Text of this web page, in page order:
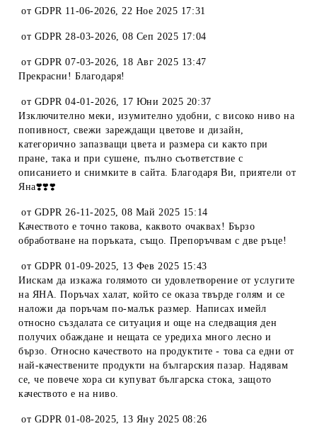
от GDPR 11-06-2026,22 Ное 2025 17:31
от GDPR 28-03-2026,08 Сеп 2025 17:04
от GDPR 07-03-2026, 18 Авг 2025 13:47
Прекрасни! Благодаря!
от GDPR 04-01-2026, 17 Юни 2025 20:37
Изключително меки, изумително удобни, с високо ниво на
попивност, свежи зареждащи цветове и дизайн,
категорично запазващи цвета и размера си както при
пране, така и при сушене, пълно съответствие с
описанието и снимките в сайта. Благодаря Ви, приятели от
Яна❣️❣️❣️
от GDPR 26-11-2025,08 Май 2025 15:14
Качеството е точно такова, каквото очаквах! Бързо
обработване на поръката, също. Препоръчвам с две ръце!
от GDPR 01-09-2025, 13 Фев 2025 15:43
Иискам да изкажа голямото си удовлетворение от услугите
на ЯНА. Поръчах халат, който се оказа твърде голям и се
наложи да поръчам по-малък размер. Написах имейл
относно създалата се ситуация и още на следващия ден
получих обаждане и нещата се уредиха много лесно и
бързо. Относно качеството на продуктите - това са едни от
най-качествените продукти на българския пазар. Надявам
се, че повече хора си купуват българска стока, защото
качеството е на ниво.
от GDPR 01-08-2025, 13 Яну 2025 08:26